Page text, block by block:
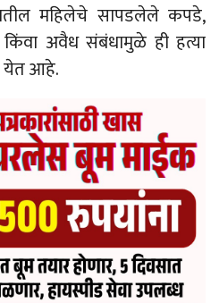
महिलेचे सापडलेले कपडे,
अवैध संबंधामुळे ही हत्या
येत आहे.